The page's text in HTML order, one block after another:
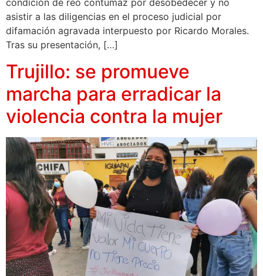
condición de reo contumaz por desobedecer y no
asistir a las diligencias en el proceso judicial por
difamación agravada interpuesto por Ricardo Morales.
Tras su presentación, […]
Trujillo: se promueve
marcha para erradicar la
violencia contra la mujer